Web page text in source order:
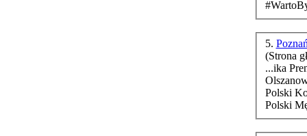
5.
(Strona
...ika Prendke Fotografie: Adam
Polski
Polski